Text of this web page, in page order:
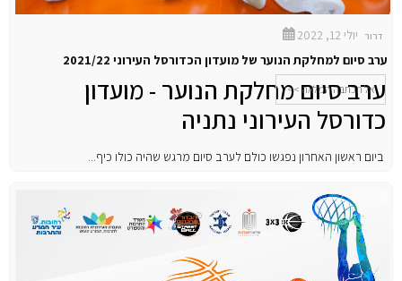
דרור
יולי 12, 2022
ערב סיום למחלקת הנוער של מועדון הכדורסל העירוני 2021/22
ערב סיום מחלקת הנוער - מועדון
כדורסל העירוני נתניה
ביום ראשון האחרון נפגשו כולם לערב סיום מרגש שהיה כולו כיף...
אל הכתבה המלאה >>